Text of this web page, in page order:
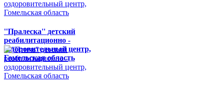
''Пралеска'' детский
реабилитационно -
оздоровительный центр,
Гомельская область